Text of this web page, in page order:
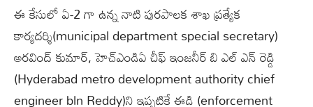
ఈ కేసులో ఏ-2 గా ఉన్న నాటి పురపాలక శాఖ ప్రత్యేక
కార్యదర్శి(municipal department special secretary)
అరవింద్ కుమార్, హెచ్ఎండిఏ చీఫ్ ఇంజనీర్ బి ఎల్ ఎన్ రెడ్డి
(Hyderabad metro development authority chief
engineer bln Reddy)ని ఇప్పటికే ఈడి (enforcement